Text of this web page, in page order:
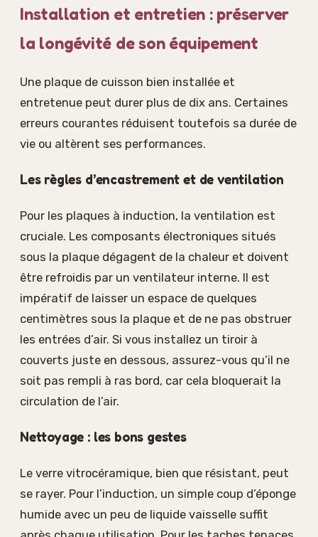
Installation et entretien : préserver
la longévité de son équipement
Une plaque de cuisson bien installée et
entretenue peut durer plus de dix ans. Certaines
erreurs courantes réduisent toutefois sa durée de
vie ou altèrent ses performances.
Les règles d’encastrement et de ventilation
Pour les plaques à induction, la ventilation est
cruciale. Les composants électroniques situés
sous la plaque dégagent de la chaleur et doivent
être refroidis par un ventilateur interne. Il est
impératif de laisser un espace de quelques
centimètres sous la plaque et de ne pas obstruer
les entrées d’air. Si vous installez un tiroir à
couverts juste en dessous, assurez-vous qu’il ne
soit pas rempli à ras bord, car cela bloquerait la
circulation de l’air.
Nettoyage : les bons gestes
Le verre vitrocéramique, bien que résistant, peut
se rayer. Pour l’induction, un simple coup d’éponge
humide avec un peu de liquide vaisselle suffit